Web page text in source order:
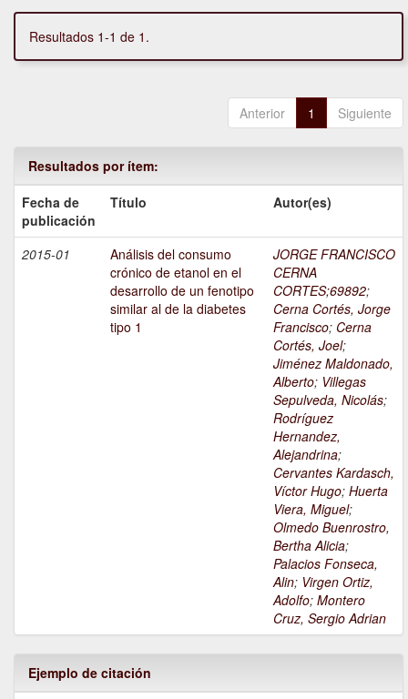
Resultados 1-1 de 1.
Anterior 1 Siguiente
Resultados por ítem:
Fecha de
publicación
Título Autor(es)
2015-01
Análisis del consumo
crónico de etanol en el
desarrollo de un fenotipo
similar al de la diabetes
tipo 1
JORGE FRANCISCO
CERNA
CORTES;69892;
Cerna Cortés, Jorge
Francisco; Cerna
Cortés, Joel;
Jiménez Maldonado,
Alberto; Villegas
Sepulveda, Nicolás;
Rodríguez
Hernandez,
Alejandrina;
Cervantes Kardasch,
Víctor Hugo; Huerta
Viera, Miguel;
Olmedo Buenrostro,
Bertha Alicia;
Palacios Fonseca,
Alin; Virgen Ortiz,
Adolfo; Montero
Cruz, Sergio Adrian
Ejemplo de citación